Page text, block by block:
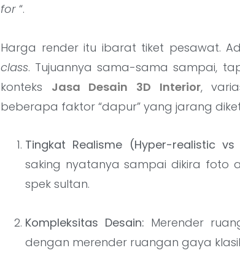
for “.
Harga render itu ibarat tiket pesawat.
class. Tujuannya sama-sama sampai,
konteks Jasa Desain 3D Interior,
beberapa faktor “dapur” yang jarang
Tingkat Realisme (Hyper-realistic vs
saking nyatanya sampai dikira foto
spek sultan.
Kompleksitas Desain: Merender
dengan merender ruangan gaya